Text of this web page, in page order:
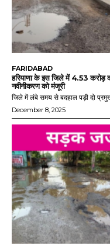
FARIDABAD
हरियाणा के इस जिले में 4.53 करोड़
नवीनीकरण को मंजूरी
जिले में लंबे समय से बदहाल पड़ी दो
December 8, 2025